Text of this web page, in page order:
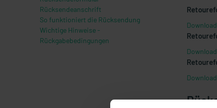
Rücksendeanschrift
So funktioniert die Rücksendung
Wichtige Hinweise -
Rückgabebedingungen